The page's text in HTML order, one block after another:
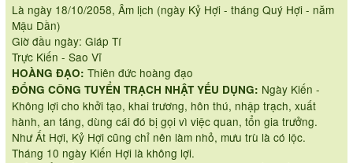
Là ngày 18/10/2058, Âm lịch (ngày Kỷ Hợi - tháng Quý Hợi - năm
Mậu Dần)
Giờ đầu ngày: Giáp Tí
Trực Kiến - Sao Vĩ
HOÀNG ĐẠO: Thiên đức hoàng đạo
ĐỔNG CÔNG TUYỂN TRẠCH NHẬT YẾU DỤNG: Ngày Kiến -
Không lợi cho khởi tạo, khai trương, hôn thú, nhập trạch, xuất
hành, an táng, dùng cái đó bị gọi vì việc quan, tổn gia trưởng.
Như Ất Hợi, Kỷ Hợi cũng chỉ nên làm nhỏ, mưu trù là có lộc.
Tháng 10 ngày Kiến Hợi là không lợi.